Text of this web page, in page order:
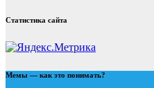
Статистика сайта
Мемы — как это понимать?